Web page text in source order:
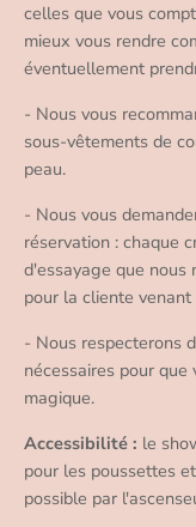
celles que vous
mieux vous rendre
éventuellement
- Nous vous
sous-vêtements de
peau.
- Nous vous
réservation : chaque
d'essayage que nous
pour la cliente venant
- Nous respecterons
nécessaires pour
magique.
Accessibilité : le
pour les poussettes
possible par